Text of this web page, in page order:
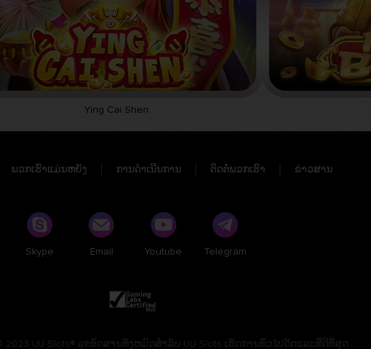
Ying Cai Shen
ພວກເຮົາແມ່ນຫຍັງ ການດຳເນີນການ ຕິດຕໍ່ພວກເຮົາ ຂ່າວສານ
Skype Email Youtube Telegram
UU Slots® ລູກອົດສານທັງຫມົດສຳລັບ UU Slots ເຮັດການທົ່ວໄປດັດແລະທີ່ດີທີ່ສຸດ